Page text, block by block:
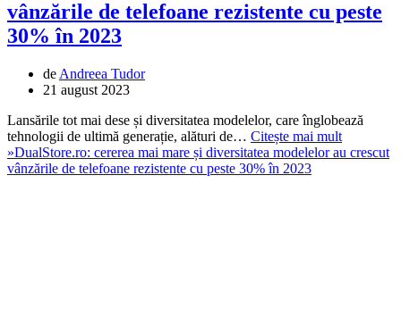
vânzările de telefoane rezistente cu peste
30% în 2023
de Andreea Tudor
21 august 2023
Lansările tot mai dese și diversitatea modelelor, care înglobează
tehnologii de ultimă generație, alături de… Citește mai mult
»DualStore.ro: cererea mai mare și diversitatea modelelor au crescut
vânzările de telefoane rezistente cu peste 30% în 2023